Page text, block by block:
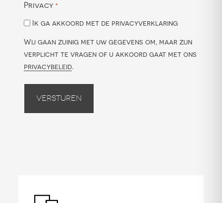
Privacy *
Ik ga akkoord met de privacyverklaring
Wij gaan zuinig met uw gegevens om, maar zijn
verplicht te vragen of u akkoord gaat met ons
privacybeleid.
Versturen